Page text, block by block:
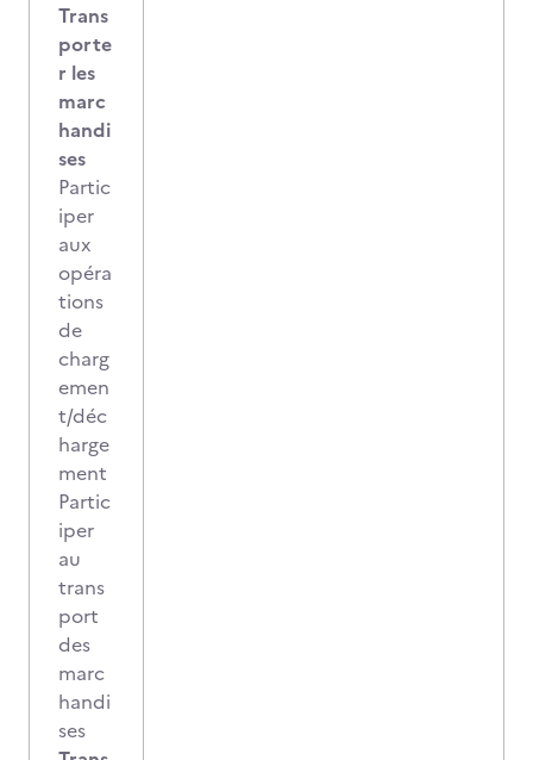
Trans
porte
r les
marc
handi
ses
Partic
iper
aux
opéra
tions
de
charg
emen
t/déc
harge
ment
Partic
iper
au
trans
port
des
marc
handi
ses